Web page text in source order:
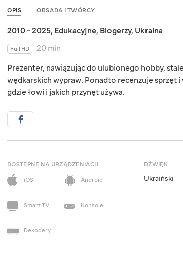
OPIS OBSADA I TWÓRCY
2010 - 2025, Edukacyjne, Blogerzy, Ukraina
Full HD
20 min
Prezenter, nawiązując do ulubionego hobby,
wędkarskich wypraw. Ponadto recenzuje sprzęt
gdzie łowi i jakich przynęt używa.
DOSTĘPNE NA URZĄDZENIACH
iOS
Android
Smart TV Konsole
Dekodery
DŹWIĘK
Ukraiński